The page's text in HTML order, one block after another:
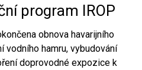
program IROP
obnova havarijního
vodního hamru, vybudování
doprovodné expozice k